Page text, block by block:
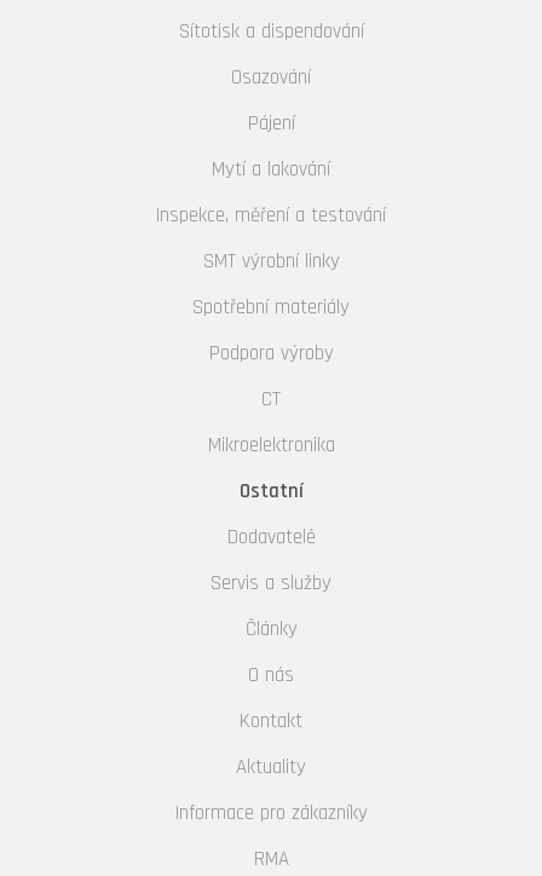
Sítotisk a dispendování
Osazování
Pájení
Mytí a lakování
Inspekce, měření a testování
SMT výrobní linky
Spotřební materiály
Podpora výroby
CT
Mikroelektronika
Ostatní
Dodavatelé
Servis a služby
Články
O nás
Kontakt
Aktuality
Informace pro zákazníky
RMA